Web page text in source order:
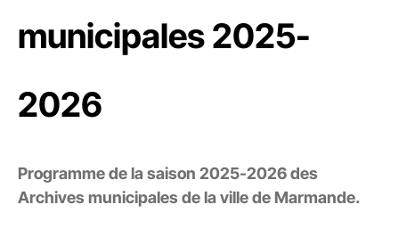
municipales 2025-
2026
Programme de la saison 2025-2026 des
Archives municipales de la ville de Marmande.